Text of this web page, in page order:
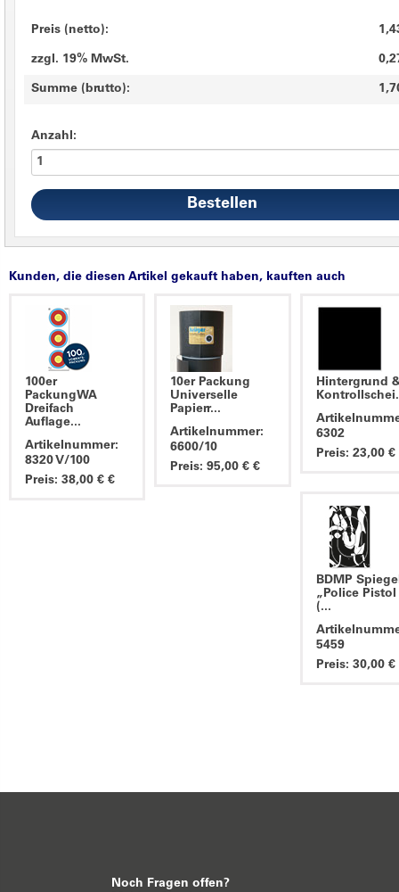
Preis (netto):
zzgl. 19% MwSt.
Summe (brutto):
Anzahl:
Kunden, die diesen Artikel gekauft haben, kauften auch
100er
PackungWA
Dreifach
Auflage...
Artikelnummer:
8320 V/100
Preis: 38,00 € €
10er Packung
Universelle
Papierr...
Artikelnummer:
6600/10
Preis: 95,00 € €
Hintergrund
6302
Preis: 23,00 €
BDMP
„Police Pistol
(...
5459
Preis: 30,00 €
Noch Fragen offen?